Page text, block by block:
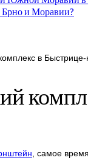
Брно и Моравии?
в
, самое